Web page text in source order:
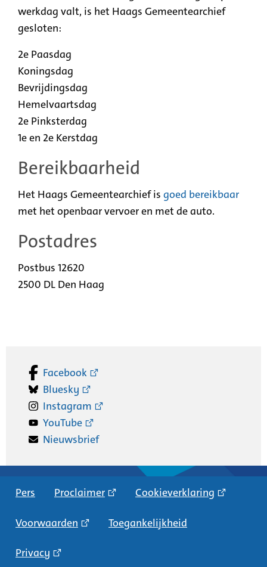
werkdag valt, is het Haags Gemeentearchief
gesloten:
2e Paasdag
Koningsdag
Bevrijdingsdag
Hemelvaartsdag
2e Pinksterdag
1e en 2e Kerstdag
Bereikbaarheid
Het Haags Gemeentearchief is goed bereikbaar
met het openbaar vervoer en met de auto.
Postadres
Postbus 12620
2500 DL Den Haag
Facebook
Bluesky
Instagram
YouTube
Nieuwsbrief
Pers Proclaimer Cookieverklaring
Voorwaarden Toegankelijkheid
Privacy